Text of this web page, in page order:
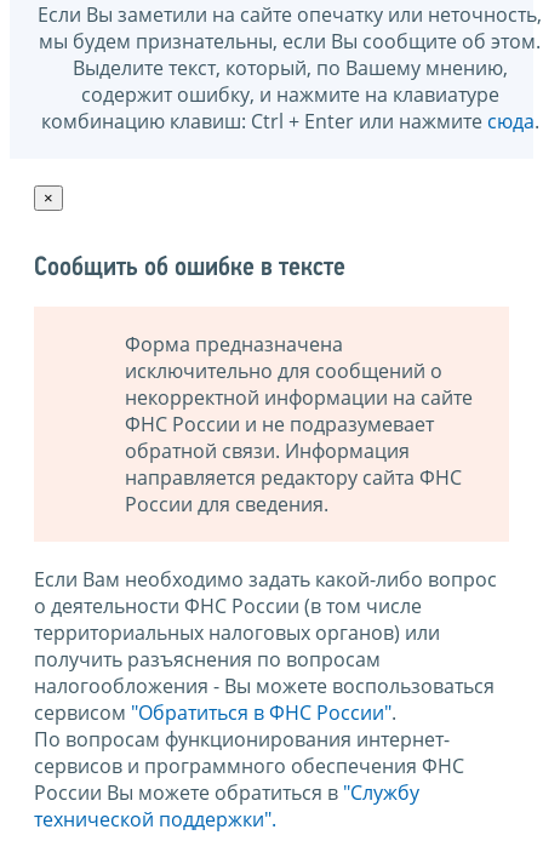
Если Вы заметили на сайте опечатку или неточность,
мы будем признательны, если Вы сообщите об этом.
Выделите текст, который, по Вашему мнению,
содержит ошибку, и нажмите на клавиатуре
комбинацию клавиш: Ctrl + Enter или нажмите сюда.
×
Сообщить об ошибке в тексте
Форма предназначена
исключительно для сообщений о
некорректной информации на сайте
ФНС России и не подразумевает
обратной связи. Информация
направляется редактору сайта ФНС
России для сведения.
Если Вам необходимо задать какой-либо вопрос
о деятельности ФНС России (в том числе
территориальных налоговых органов) или
получить разъяснения по вопросам
налогообложения - Вы можете воспользоваться
сервисом "Обратиться в ФНС России".
По вопросам функционирования интернет-
сервисов и программного обеспечения ФНС
России Вы можете обратиться в "Службу
технической поддержки".